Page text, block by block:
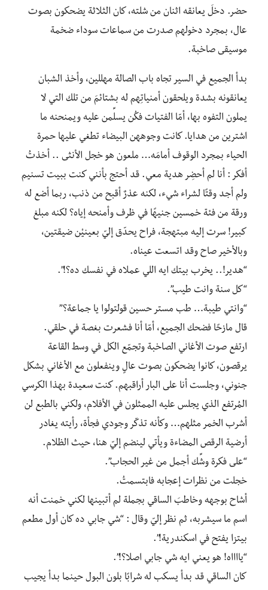
حضر. دخلَ يعانقه اثنان من شلته، كان الثلاثة يضحكون بصوت
عال، بمجرد دخولهم صدرت من سماعات سوداء ضخمة
موسيقى صاخبة.
بدأ الجميع في السير تجاه باب الصالة مهللين، وأخذ الشبان
يعانقونه بشدة ويلحقون أمنياتِهم له بشتائمَ من تلك التي لا
يملون التفوه بها، أمّا الفتيات فكُن يسلِّمن عليه ويمنحنه ما
اشترين من هدايا. كانت وجوههن البيضاء تطغي عليها حمرة
الحياء بمجرد الوقوف أمامَه… ملعون هو خجل الأنثى .. أخذتُ
أفكر : أنا لم أحضِر هدية معي. قد أحتج بأنني كنت ببيت تسنيم
ولم أجد وقتًا لشراء شيء، لكنه عذرٌ أقبح من ذنب، ربما أضع له
ورقة من فئة خمسين جنيهًا في ظرف وأمنحه إياه؟ لكنه مبلغ
كبير! سرت إليه مبتهجة، فراح يحدّق إليّ بعينيْن ضيقتين،
وبالأخير صاح وقد اتسعت عيناه.
“هدير!.. يخرب بيتك ايه اللي عملاه في نفسك ده؟!”.
“كل سنة وانت طيب”.
“وانتي طيبة… طب مستر حسين قولتولوا يا جماعة؟”
قال مازحًا فضحك الجميع، أمّا أنا فشعرت بغصة في حلقي.
ارتفع صوت الأغاني الصاخبة وتجمّع الكل في وسط القاعة
يرقصون، كانوا يضحكون بصوت عالٍ وينفعلون مع الأغاني بشكل
جنوني، وجلست أنا على البار أراقبهم. كنت سعيدة بهذا الكرسي
المُرتفع الذي يجلس عليه الممثلون في الأفلام، ولكني بالطبع لن
أشرب الخمر مثلهم… وكأنه تذكّر وجودي فجأة، رأيته يغادر
أرضية الرقص المضاءة ويأتي لينضم إليّ هنا، حيث الظلام.
“على فكرة وشِّك أجمل من غير الحجاب”.
خجلت من نظرات إعجابه فابتسمتُ.
أشاح بوجهه وخاطبَ الساقي بجملة لم أتبينها لكني خمنت أنه
اسم ما سيشربه، ثم نظر إليّ وقال : “شي جابي ده كان أول مطعم
بيتزا يفتح في اسكندرية!”.
“يااااه! هو يعني ايه شي جابي اصلا؟!”.
كان الساقي قد بدأ يسكب له شرابًا بلون البول حينما بدأ يجيب